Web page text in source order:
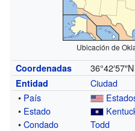
Ubicación de
Coordenadas 36°42′57″N
Entidad
Ciudad
• País
• Estado
•Condado Todd